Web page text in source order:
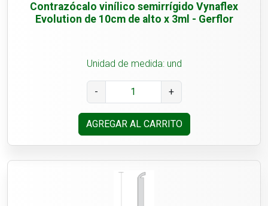
Contrazócalo vinílico semirrígido Vynaflex
Evolution de 10cm de alto x 3ml - Gerflor
Unidad de medida: und
- +
AGREGAR AL CARRITO